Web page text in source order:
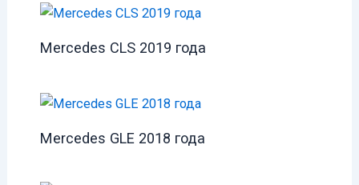
Mercedes CLS 2019 года
Mercedes GLE 2018 года